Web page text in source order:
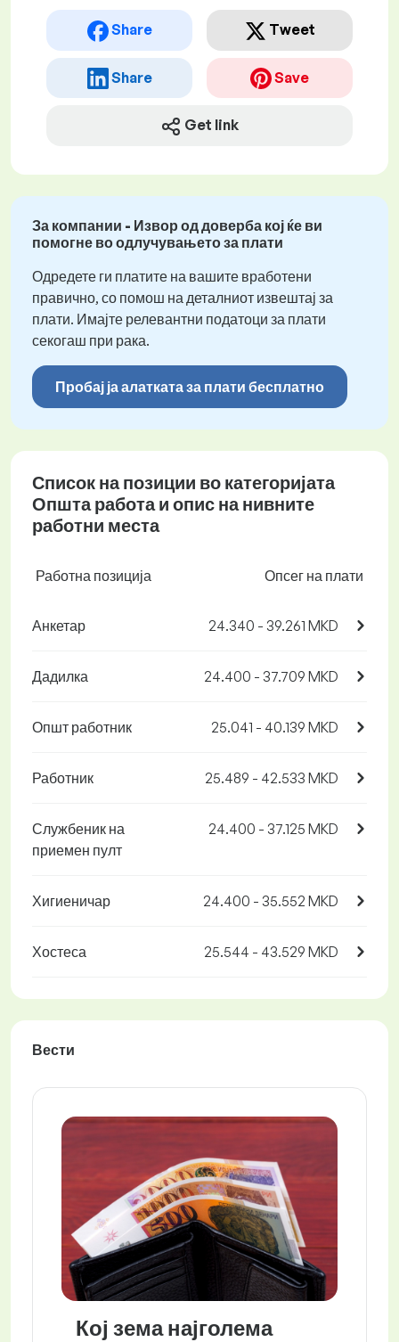
Share Tweet
Share Save
Get link
За компании - Извор од доверба кој ќе ви
помогне во одлучувањето за плати
Одредете ги платите на вашите вработени
правично, со помош на деталниот извештај за
плати. Имајте релевантни податоци за плати
секогаш при рака.
Пробај ја алатката за плати бесплатно
Список на позиции во категоријата
Општа работа и опис на нивните
работни места
Работна позиција Опсег на плати
Анкетар 24.340 - 39.261 MKD
Дадилка 24.400 - 37.709 MKD
Општ работник 25.041 - 40.139 MKD
Работник 25.489 - 42.533 MKD
Службеник на
приемен пулт
24.400 - 37.125 MKD
Хигиеничар 24.400 - 35.552 MKD
Хостеса 25.544 - 43.529 MKD
Вести
Кој зема најголема